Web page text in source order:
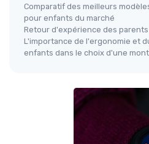
Comparatif des meilleurs
pour enfants du marché
Retour d'expérience des
L'importance de l'ergonomie et
enfants dans le choix d'une